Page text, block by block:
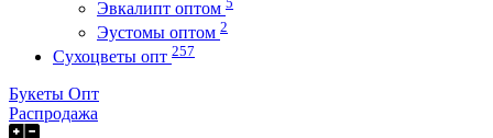
Эвкалипт оптом
Эустомы оптом 2
Сухоцветы опт 257
Букеты Опт
Распродажа